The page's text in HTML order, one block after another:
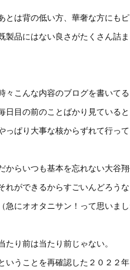
とは背の低い方、華奢な方にも
製品にはない良さがたくさん詰
々こんな内容のブログを書いて
日目の前のことばかり見ていると
っぱり大事な核からずれて行って
からいつも基本を忘れない大谷
れができるからすごいんどろうな
（急にオオタニサン！って思いま
たり前は当たり前じゃない。
いうことを再確認した２０２２年